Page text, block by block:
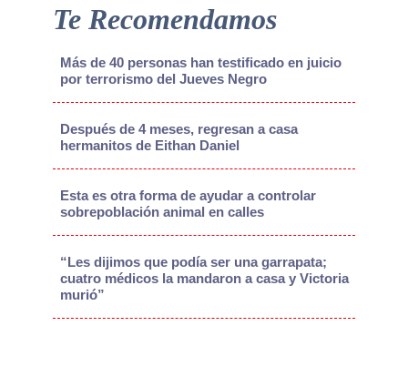
Te Recomendamos
Más de 40 personas han testificado en juicio
por terrorismo del Jueves Negro
Después de 4 meses, regresan a casa
hermanitos de Eithan Daniel
Esta es otra forma de ayudar a controlar
sobrepoblación animal en calles
“Les dijimos que podía ser una garrapata;
cuatro médicos la mandaron a casa y Victoria
murió”